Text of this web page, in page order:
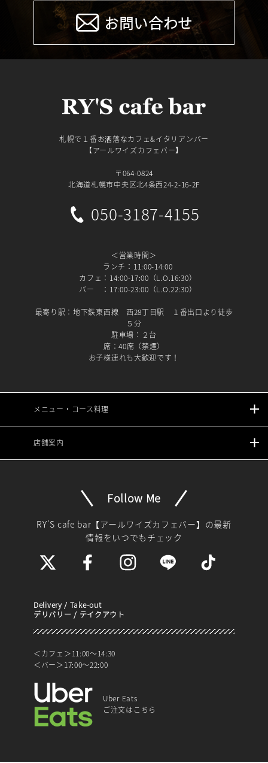
お問い合わせ
札幌で１番お洒落なカフェ&イタリアンバー
【アールワイズカフェバー】
〒064-0824
北海道札幌市中央区北4条西24-2-16-2F
050-3187-4155
＜営業時間＞
ランチ：11:00-14:00
カフェ：14:00-17:00（L.O.16:30）
バー ：17:00-23:00（L.O.22:30）
最寄り駅：地下鉄東西線 西28丁目駅 １番出口より徒歩
５分
駐車場：２台
席：40席（禁煙）
お子様連れも大歓迎です！
メニュー・コース料理
店舗案内
Follow Me
RY'S cafe bar【アールワイズカフェバー】 の最新
情報をいつでもチェック
Delivery / Take-out
デリバリー / テイクアウト
＜カフェ＞11:00～14:30
＜バー＞17:00～22:00
Uber Eats
ご注文はこちら